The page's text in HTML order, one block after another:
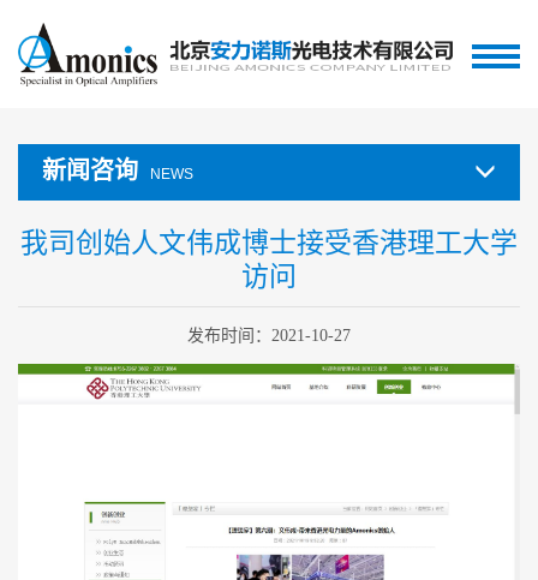
新闻咨询 NEWS
我司创始人文伟成博士接受香港理工大学
访问
发布时间：2021-10-27